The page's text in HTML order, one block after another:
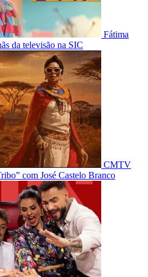
Fátima
da televisão na SIC
CMTV
com José Castelo Branco